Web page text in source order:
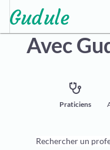
Avec
stethoscope
Praticiens
Rechercher un